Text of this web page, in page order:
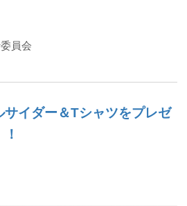
員会
サイダー＆Tシャツをプレゼ